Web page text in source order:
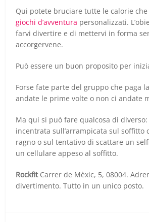
Qui potete bruciare tutte le calorie
giochi d’avventura personalizzati.
farvi divertire e di mettervi in forma
accorgervene.
Può essere un buon proposito per
Forse fate parte del gruppo che paga
andate le prime volte o non ci andate
Ma qui si può fare qualcosa di
incentrata sull’arrampicata sul soffitto
ragno o sul tentativo di scattare un
un cellulare appeso al soffitto.
Rockfit Carrer de Mèxic, 5, 08004.
divertimento. Tutto in un unico posto.